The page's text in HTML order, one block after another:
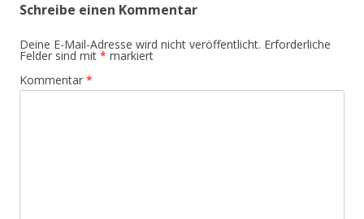
Schreibe einen Kommentar
Deine E-Mail-Adresse wird nicht veröffentlicht. Erforderliche
Felder sind mit * markiert
Kommentar *